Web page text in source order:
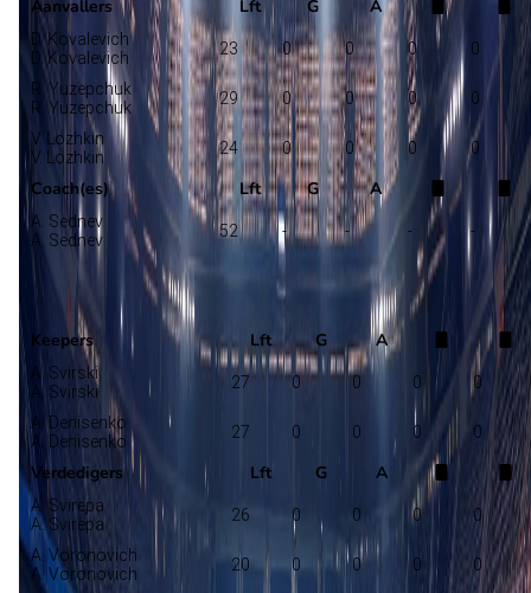
Aanvallers Lft G A
D. Kovalevich
D. Kovalevich
23 0 0 0 0
R. Yuzepchuk
R. Yuzepchuk
29 0 0 0 0
V. Lozhkin
V. Lozhkin
24 0 0 0 0
Coach(es) Lft G A
A. Sednev
A. Sednev
52 - - - -
Selectie
Keepers Lft G A
A. Svirski
A. Svirski
27 0 0 0 0
A. Denisenko
A. Denisenko
27 0 0 0 0
Verdedigers Lft G A
A. Svirepa
A. Svirepa
26 0 0 0 0
A. Voronovich
A. Voronovich
20 0 0 0 0